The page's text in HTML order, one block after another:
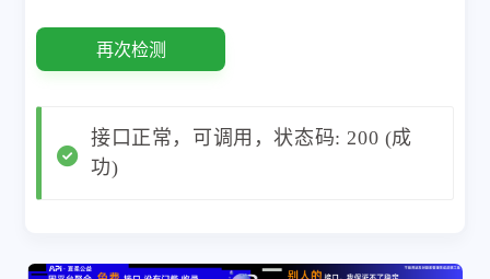
再次检测
接口正常，可调用，状态码: 200 (成
功)